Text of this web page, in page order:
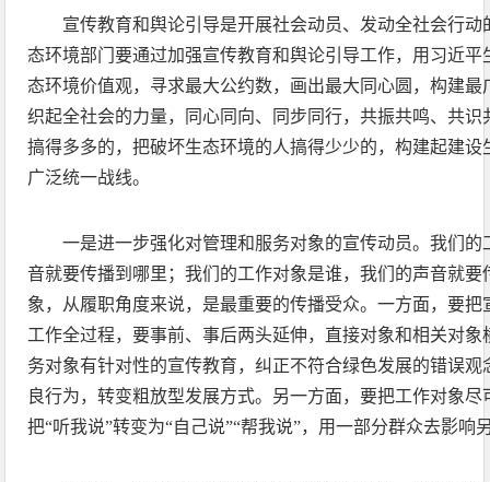
宣传教育和舆论引导是开展社会动员、发动全社会行
态环境部门要通过加强宣传教育和舆论引导工作，用习近
态环境价值观，寻求最大公约数，画出最大同心圆，构建
织起全社会的力量，同心同向、同步同行，共振共鸣、共
搞得多多的，把破坏生态环境的人搞得少少的，构建起建
广泛统一战线。
一是进一步强化对管理和服务对象的宣传动员。我们
音就要传播到哪里；我们的工作对象是谁，我们的声音就
象，从履职角度来说，是最重要的传播受众。一方面，要
工作全过程，要事前、事后两头延伸，直接对象和相关对
务对象有针对性的宣传教育，纠正不符合绿色发展的错误
良行为，转变粗放型发展方式。另一方面，要把工作对象
把“听我说”转变为“自己说”“帮我说”，用一部分群众去影响